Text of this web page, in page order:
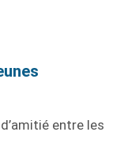
entre les